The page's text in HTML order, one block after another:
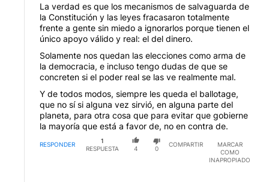
La verdad es que los mecanismos de salvaguarda de
la Constitución y las leyes fracasaron totalmente
frente a gente sin miedo a ignorarlos porque tienen el
único apoyo válido y real: el del dinero.
Solamente nos quedan las elecciones como arma de
la democracia, e incluso tengo dudas de que se
concreten si el poder real se las ve realmente mal.
Y de todos modos, siempre les queda el ballotage,
que no sí si alguna vez sirvió, en alguna parte del
planeta, para otra cosa que para evitar que gobierne
la mayoría que está a favor de, no en contra de.
RESPONDER
1
RESPUESTA
4 0
COMPARTIR
MARCAR
COMO
INAPROPIADO